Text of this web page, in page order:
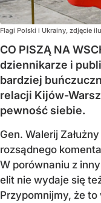
Flagi Polski i Ukrainy, zdjęcie
CO PISZĄ NA
dziennikarze i
bardziej
relacji Kijów-
pewność siebie.
Gen. Walerij
rozsądnego
W porównaniu z
elit nie wydaje się
Przypomnijmy, że to